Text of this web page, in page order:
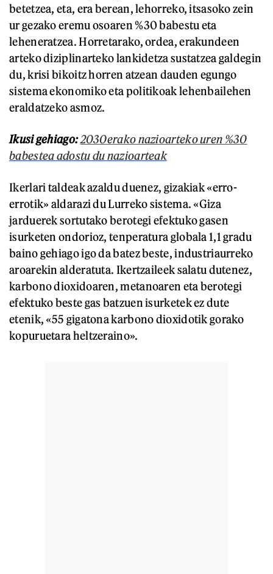
betetzea, eta, era berean, lehorreko, itsasoko zein
ur gezako eremu osoaren %30 babestu eta
leheneratzea. Horretarako, ordea, erakundeen
arteko diziplinarteko lankidetza sustatzea galdegin
du, krisi bikoitz horren atzean dauden egungo
sistema ekonomiko eta politikoak lehenbailehen
eraldatzeko asmoz.
Ikusi gehiago:2030erako nazioarteko uren %30
babestea adostu du nazioarteak
Ikerlari taldeak azaldu duenez, gizakiak «erro-
errotik» aldarazi du Lurreko sistema. «Giza
jarduerek sortutako berotegi efektuko gasen
isurketen ondorioz, tenperatura globala 1,1 gradu
baino gehiago igo da batez beste, industriaurreko
aroarekin alderatuta. Ikertzaileek salatu dutenez,
karbono dioxidoaren, metanoaren eta berotegi
efektuko beste gas batzuen isurketek ez dute
etenik, «55 gigatona karbono dioxidotik gorako
kopuruetara heltzeraino».